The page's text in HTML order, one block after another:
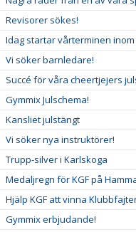
Revisorer sökes!
Idag startar vårterminen
Vi söker barnledare!
Succé för våra cheertjejers
Gymmix Julschema!
Kansliet julstängt
Vi söker nya instruktörer!
Trupp-silver i Karlskoga
Medaljregn för KGF på
Hjälp KGF att vinna
Gymmix erbjudande!